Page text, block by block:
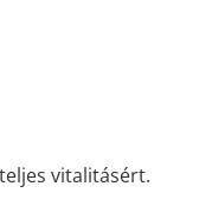
vitalitásért.